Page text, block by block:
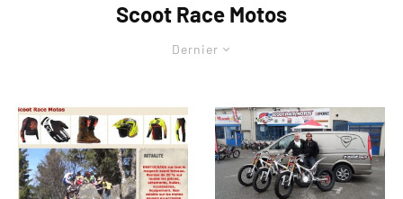
Scoot Race Motos
Dernier